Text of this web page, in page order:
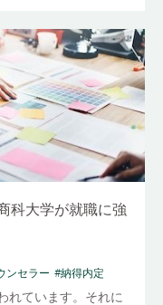
科大学が就職に強
ンセラー #納得内定
れています。それに